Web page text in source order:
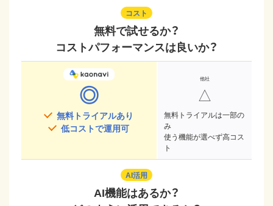
コスト
無料で試せるか？
コストパフォーマンスは良いか？
◎
無料トライアルあり
低コストで運用可
△
無料トライアルは一部の
み
使う機能が選べず高コス
ト
AI活用
AI機能はあるか？